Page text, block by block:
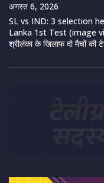
अगस्त 6, 2026
SL vs IND: 3 selection
Lanka 1st Test (image
श्रीलंका के खिलाफ दो मैचों की